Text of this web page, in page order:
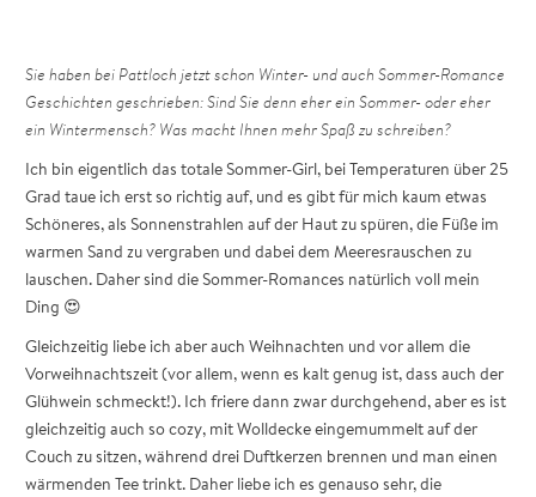
Sie haben bei Pattloch jetzt schon Winter- und auch Sommer-Romance
Geschichten geschrieben: Sind Sie denn eher ein Sommer- oder eher
ein Wintermensch? Was macht Ihnen mehr Spaß zu schreiben?
Ich bin eigentlich das totale Sommer-Girl, bei Temperaturen über 25
Grad taue ich erst so richtig auf, und es gibt für mich kaum etwas
Schöneres, als Sonnenstrahlen auf der Haut zu spüren, die Füße im
warmen Sand zu vergraben und dabei dem Meeresrauschen zu
lauschen. Daher sind die Sommer-Romances natürlich voll mein
Ding 😍
Gleichzeitig liebe ich aber auch Weihnachten und vor allem die
Vorweihnachtszeit (vor allem, wenn es kalt genug ist, dass auch der
Glühwein schmeckt!). Ich friere dann zwar durchgehend, aber es ist
gleichzeitig auch so cozy, mit Wolldecke eingemummelt auf der
Couch zu sitzen, während drei Duftkerzen brennen und man einen
wärmenden Tee trinkt. Daher liebe ich es genauso sehr, die